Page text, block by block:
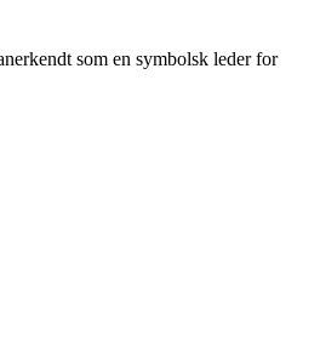
som en symbolsk leder for